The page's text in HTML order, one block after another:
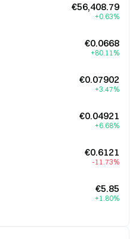
€56,408.79
+0.63%
€0.0668
+80.11%
€0.07902
+3.47%
€0.04921
+6.68%
€0.6121
-11.73%
€5.85
+1.80%